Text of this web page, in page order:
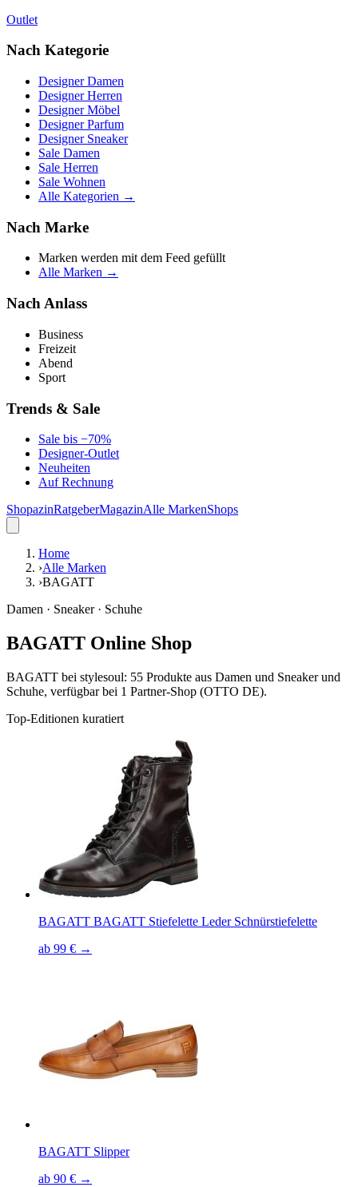
Outlet
Nach Kategorie
Designer Damen
Designer Herren
Designer Möbel
Designer Parfum
Designer Sneaker
Sale Damen
Sale Herren
Sale Wohnen
Alle Kategorien →
Nach Marke
Marken werden mit dem Feed gefüllt
Alle Marken →
Nach Anlass
Business
Freizeit
Abend
Sport
Trends & Sale
Sale bis −70%
Designer-Outlet
Neuheiten
Auf Rechnung
ShopazinRatgeberMagazinAlle MarkenShops
Home
›Alle Marken
›BAGATT
Damen · Sneaker · Schuhe
BAGATT Online Shop
BAGATT bei stylesoul: 55 Produkte aus Damen und Sneaker und
Schuhe, verfügbar bei 1 Partner-Shop (OTTO DE).
Top-Editionen kuratiert
BAGATT BAGATT Stiefelette Leder Schnürstiefelette
ab 99 € →
BAGATT Slipper
ab 90 € →